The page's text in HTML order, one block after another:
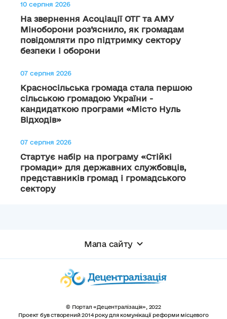
10 серпня 2026
На звернення Асоціації ОТГ та АМУ
Міноборони роз’яснило, як громадам
повідомляти про підтримку сектору
безпеки і оборони
07 серпня 2026
Красносільська громада стала першою
сільською громадою України -
кандидаткою програми «Місто Нуль
Відходів»
07 серпня 2026
Стартує набір на програму «Стійкі
громади» для державних службовців,
представників громад і громадського
сектору
Мапа сайту
© Портал «Децентралізація», 2022
Проект був створений 2014 року для комунікації реформи місцевого